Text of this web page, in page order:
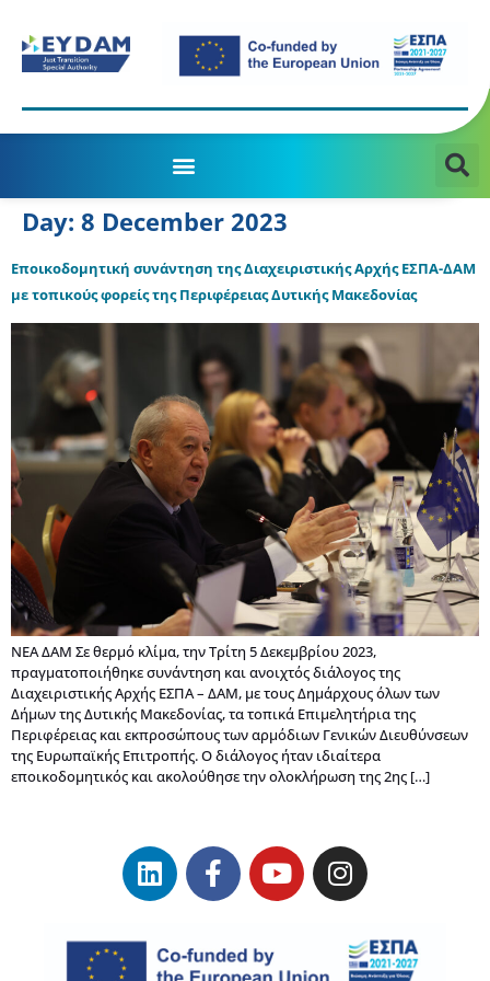
Day: 8 December 2023
Εποικοδομητική συνάντηση της Διαχειριστικής Αρχής ΕΣΠΑ-ΔΑΜ
με τοπικούς φορείς της Περιφέρειας Δυτικής Μακεδονίας
ΝΕΑ ΔΑΜ Σε θερμό κλίμα, την Τρίτη 5 Δεκεμβρίου 2023,
πραγματοποιήθηκε συνάντηση και ανοιχτός διάλογος της
Διαχειριστικής Αρχής ΕΣΠΑ – ΔΑΜ, με τους Δημάρχους όλων των
Δήμων της Δυτικής Μακεδονίας, τα τοπικά Επιμελητήρια της
Περιφέρειας και εκπροσώπους των αρμόδιων Γενικών Διευθύνσεων
της Ευρωπαϊκής Επιτροπής. Ο διάλογος ήταν ιδιαίτερα
εποικοδομητικός και ακολούθησε την ολοκλήρωση της 2ης […]